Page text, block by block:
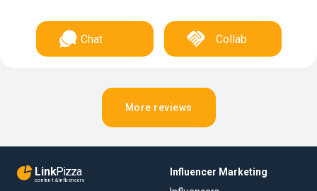
Chat Collab
More reviews
LinkPizza
content & influencers
Influencer Marketing